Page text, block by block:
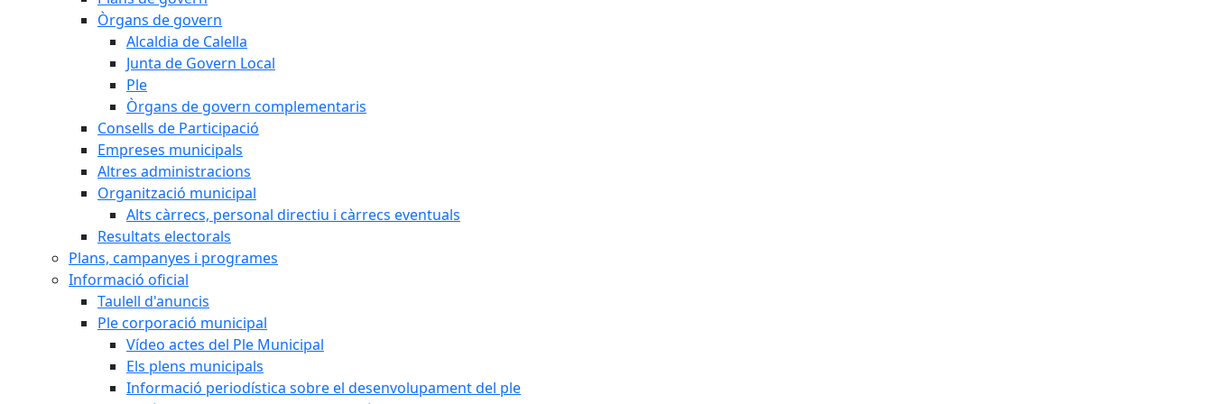
Òrgans de govern
Alcaldia de Calella
Junta de Govern Local
Ple
Òrgans de govern complementaris
Consells de Participació
Empreses municipals
Altres administracions
Organització municipal
Alts càrrecs, personal directiu i càrrecs eventuals
Resultats electorals
Plans, campanyes i programes
Informació oficial
Taulell d'anuncis
Ple corporació municipal
Vídeo actes del Ple Municipal
Els plens municipals
Informació periodística sobre el desenvolupament del ple